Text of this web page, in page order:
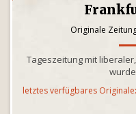
Originale
Tageszeitung mit
letztes verfügbares